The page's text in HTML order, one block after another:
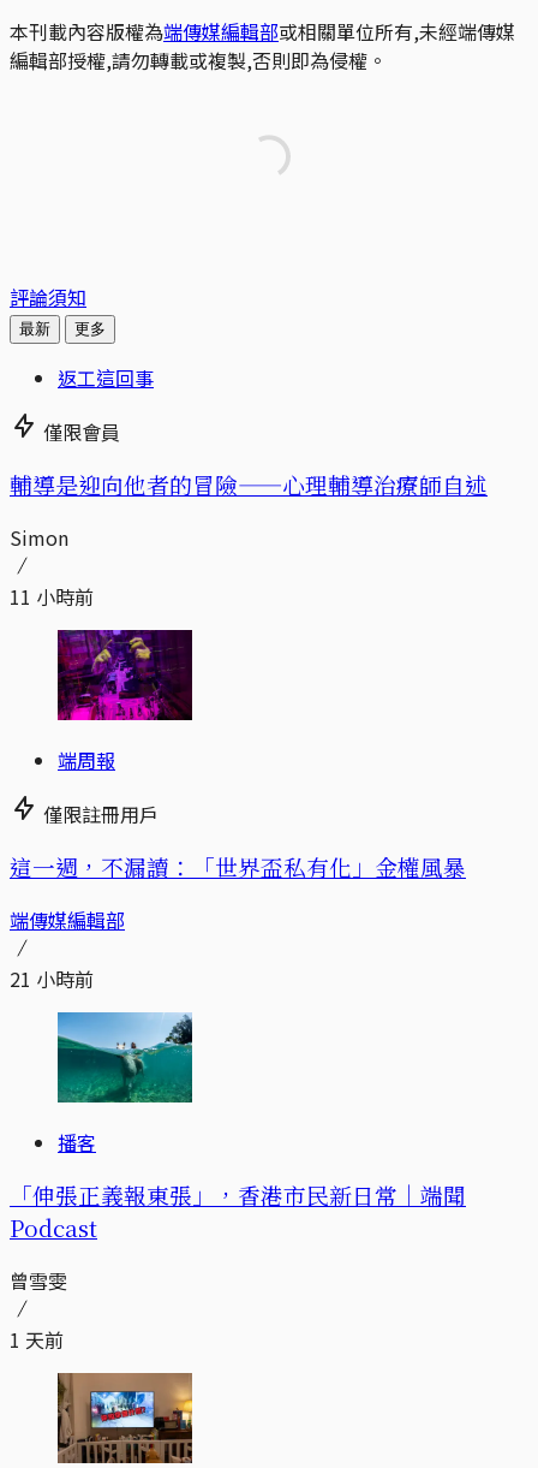
本刊載內容版權為端傳媒編輯部或相關單位所有,未經端傳媒
編輯部授權,請勿轉載或複製,否則即為侵權。
評論須知
最新 更多
返工這回事
僅限會員
輔導是迎向他者的冒險——心理輔導治療師自述
Simon
11 小時前
端周報
僅限註冊用戶
這一週，不漏讀：「世界盃私有化」金權風暴
端傳媒編輯部
21 小時前
播客
「伸張正義報東張」，香港市民新日常｜端聞
Podcast
曾雪雯
1 天前